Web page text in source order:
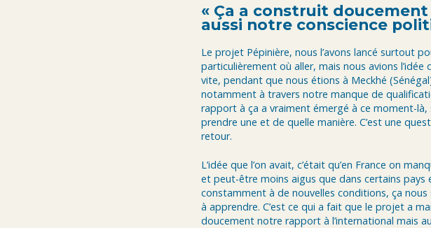
« Ça a construit
aussi notre conscience
Le projet Pépinière, nous l’avons lancé surtout
particulièrement où aller, mais nous avions
vite, pendant que nous étions à Meckhé
notamment à travers notre manque de
rapport à ça a vraiment émergé à ce moment-
prendre une et de quelle manière. C’est une
retour.
L’idée que l’on avait, c’était qu’en France on
et peut-être moins aigus que dans certains pays
constamment à de nouvelles conditions, ça
à apprendre. C’est ce qui a fait que le projet a
doucement notre rapport à l’international mais